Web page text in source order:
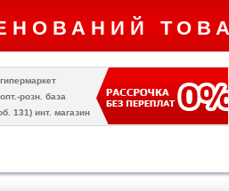
розн. база
131) инт. магазин